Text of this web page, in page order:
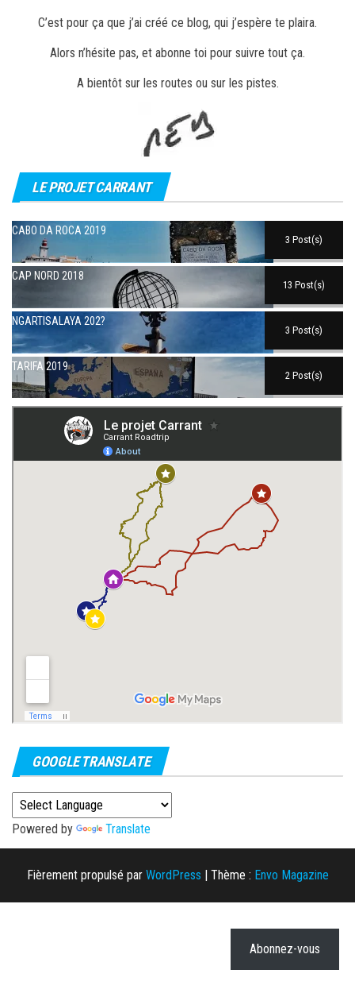
C’est pour ça que j’ai créé ce blog, qui j’espère te plaira.
Alors n’hésite pas, et abonne toi pour suivre tout ça.
A bientôt sur les routes ou sur les pistes.
LE PROJET CARRANT
CABO DA ROCA 2019
3 Post(s)
CAP NORD 2018
13 Post(s)
NGARTISALAYA 202?
3 Post(s)
TARIFA 2019
2 Post(s)
GOOGLE TRANSLATE
Powered by Translate
Fièrement propulsé par WordPress | Thème : Envo Magazine
Abonnez-vous